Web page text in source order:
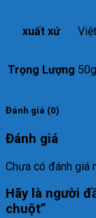
xuất xứ
Trọng Lượng
Đánh giá (0)
Đánh giá
Chưa có đánh giá
Hãy là người
chuột”